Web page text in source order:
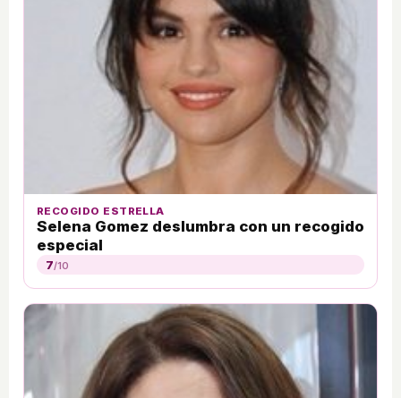
RECOGIDO ESTRELLA
Selena Gomez deslumbra con un recogido
especial
7/10